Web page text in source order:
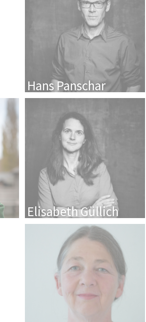
Hans Panschar
Elisabeth Güllich